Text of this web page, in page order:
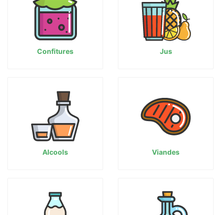
Confitures Jus
Alcools Viandes